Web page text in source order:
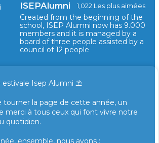
ISEPAlumni 1,022 Les plus aimées
Created from the beginning of the
school, ISEP Alumni now has 9.000
members and it is managed by a
board of three people assisted by a
council of 12 people
Isep Alumni ⛱️
tourner la page de cette année, un
merci à tous ceux qui font vivre notre
quotidien.
ensemble, nous avons :